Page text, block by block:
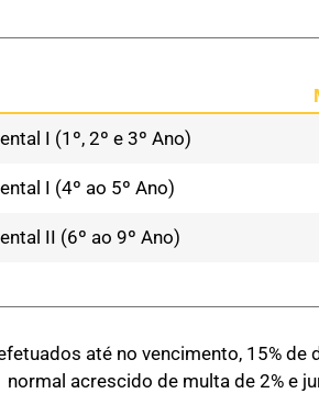
I (1º, 2º e 3º Ano)
I (4º ao 5º Ano)
II (6º ao 9º Ano)
até no vencimento, 15%
normal acrescido de multa de 2% e